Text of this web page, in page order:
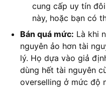
cung cấp uy tín
này, hoặc bạn có
Bán quá mức: Là khi
nguyên ảo hơn tài
lý. Họ dựa vào giả
dùng hết tài nguyên
overselling ở mức độ